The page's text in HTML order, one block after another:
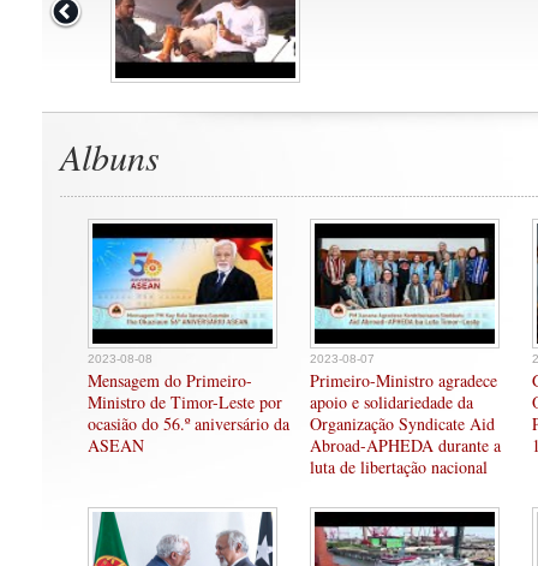
Albuns
2023-08-08
Mensagem do Primeiro-
Ministro de Timor-Leste por
ocasião do 56.º aniversário da
ASEAN
2023-08-07
Primeiro-Ministro agradece
apoio e solidariedade da
Organização Syndicate Aid
Abroad-APHEDA durante a
luta de libertação nacional